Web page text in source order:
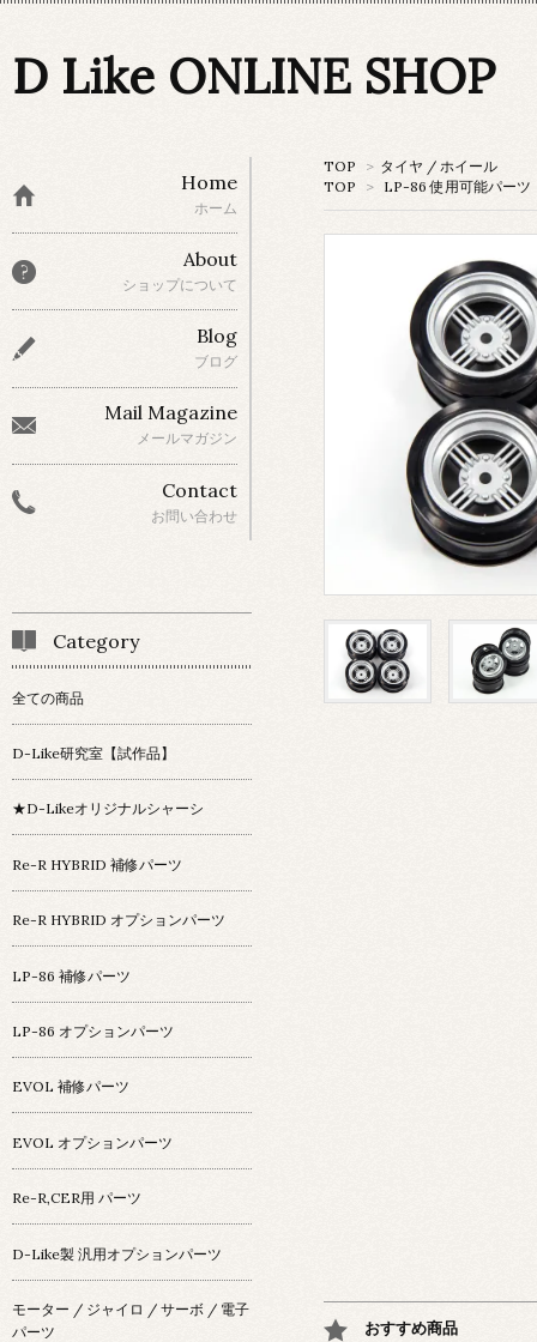
D Like ONLINE SHOP
TOP > タイヤ / ホイール
TOP
> LP-86 使用可能パーツ
おすすめ商品
Home
ホーム
About
ショップについて
Blog
ブログ
Mail Magazine
メールマガジン
Contact
お問い合わせ
Category
全ての商品
D-Like研究室【試作品】
★D-Likeオリジナルシャーシ
Re-R HYBRID 補修パーツ
Re-R HYBRID オプションパーツ
LP-86 補修パーツ
LP-86 オプションパーツ
EVOL 補修パーツ
EVOL オプションパーツ
Re-R,CER用 パーツ
D-Like製 汎用オプションパーツ
モーター / ジャイロ / サーボ / 電子
パーツ